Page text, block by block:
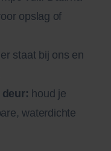
opslag of
staat bij ons en
houd je
waterdichte